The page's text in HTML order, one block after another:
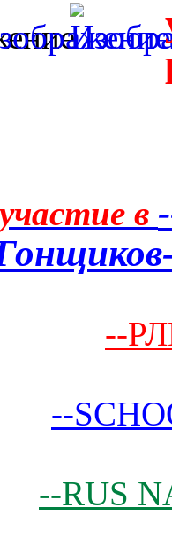
в
--
--
--RUS